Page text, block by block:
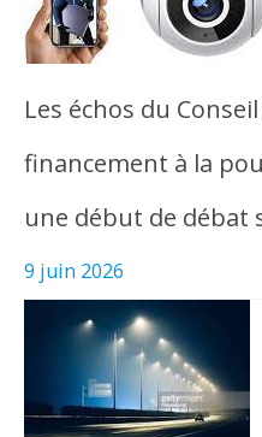
Les échos du
financement à la
une début de débat
9 juin 2026